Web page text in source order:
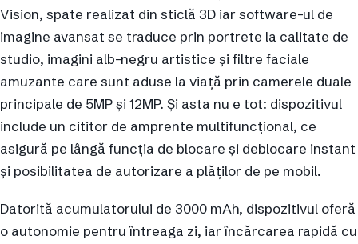
Vision, spate realizat din sticlă 3D iar software-ul de
imagine avansat se traduce prin portrete la calitate de
studio, imagini alb-negru artistice și filtre faciale
amuzante care sunt aduse la viață prin camerele duale
principale de 5MP și 12MP. Și asta nu e tot: dispozitivul
include un cititor de amprente multifuncțional, ce
asigură pe lângă funcția de blocare și deblocare instant
și posibilitatea de autorizare a plăților de pe mobil.
Datorită acumulatorului de 3000 mAh, dispozitivul oferă
o autonomie pentru întreaga zi, iar încărcarea rapidă cu